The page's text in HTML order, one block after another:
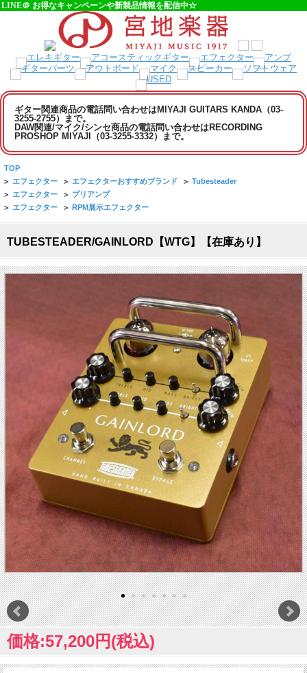
LINE＠ お得なキャンペーンや新製品情報を配信中☆
ギター関連商品の電話問い合わせはMIYAJI GUITARS KANDA（03-
3255-2755）まで。
DAW関連/マイク/シンセ商品の電話問い合わせはRECORDING
PROSHOP MIYAJI（03-3255-3332）まで。
TOP
> エフェクター > エフェクターおすすめブランド > Tubesteader
> エフェクター > プリアンプ
> エフェクター > RPM展示エフェクター
TUBESTEADER/GAINLORD【WTG】【在庫あり】
価格:57,200円(税込)